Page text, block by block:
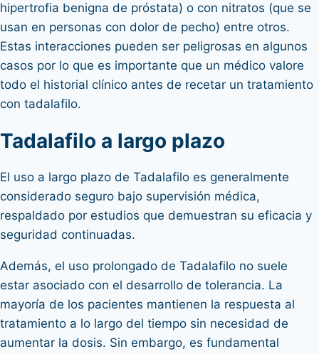
hipertrofia benigna de próstata) o con nitratos (que se
usan en personas con dolor de pecho) entre otros.
Estas interacciones pueden ser peligrosas en algunos
casos por lo que es importante que un médico valore
todo el historial clínico antes de recetar un tratamiento
con tadalafilo.
Tadalafilo a largo plazo
El uso a largo plazo de Tadalafilo es generalmente
considerado seguro bajo supervisión médica,
respaldado por estudios que demuestran su eficacia y
seguridad continuadas.
Además, el uso prolongado de Tadalafilo no suele
estar asociado con el desarrollo de tolerancia. La
mayoría de los pacientes mantienen la respuesta al
tratamiento a lo largo del tiempo sin necesidad de
aumentar la dosis. Sin embargo, es fundamental